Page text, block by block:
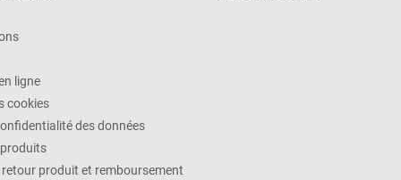
ligne
cookies
des données
produit et remboursement